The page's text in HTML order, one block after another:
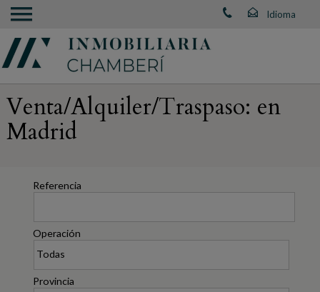
Venta/Alquiler/Traspaso: en
Madrid
Referencia
Operación
Provincia